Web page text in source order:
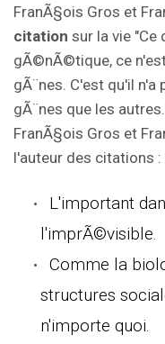
FranÃ§ois Gros et
citation sur la vie "Ce
gÃ©nÃ©tique, ce
gÃ¨nes. C'est qu'il
gÃ¨nes que les
FranÃ§ois Gros et
l'auteur des citations :
L'important
l'imprÃ©visible.
Comme la
structures
n'importe quoi.